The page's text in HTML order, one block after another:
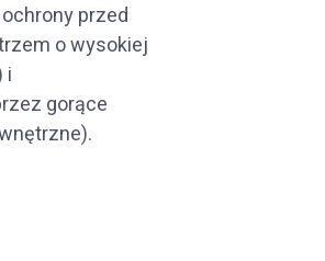
przed
o wysokiej
i
gorące